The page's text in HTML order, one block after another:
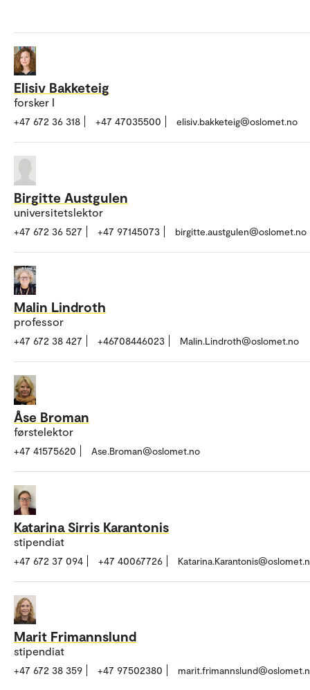
Elisiv Bakketeig
forsker I
+47 672 36 318 +47 47035500 elisiv.bakketeig@oslomet.no
Birgitte Austgulen
universitetslektor
+47 672 36 527 +47 97145073 birgitte.austgulen@oslomet.no
Malin Lindroth
professor
+47 672 38 427 +46708446023 Malin.Lindroth@oslomet.no
Åse Broman
førstelektor
+47 41575620 Ase.Broman@oslomet.no
Katarina Sirris Karantonis
stipendiat
+47 672 37 094 +47 40067726
Marit Frimannslund
stipendiat
+47 672 38 359 +47 97502380